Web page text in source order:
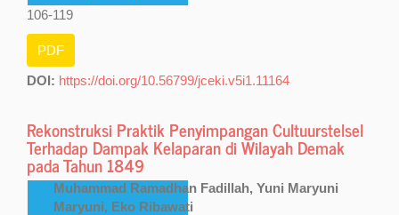
106-119
PDF
DOI: https://doi.org/10.56799/jceki.v5i1.11164
Rekonstruksi Praktik Penyimpangan Cultuurstelsel
Terhadap Dampak Kelaparan di Wilayah Demak
pada Tahun 1849
Muhammad Ramadhan Fadillah, Yuni Maryuni
Maryuni, Eko Ribawati